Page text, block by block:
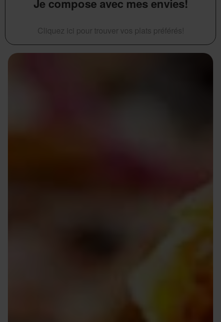
Je compose avec mes envies!
Cliquez ici pour trouver vos plats préférés!